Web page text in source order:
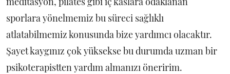
sporlara yönelmemiz bu süreci sağlıklı
atlatabilmemiz konusunda bize yardımcı olacaktır.
Şayet kaygınız çok yüksekse bu durumda uzman bir
psikoterapistten yardım almanızı öneririm.